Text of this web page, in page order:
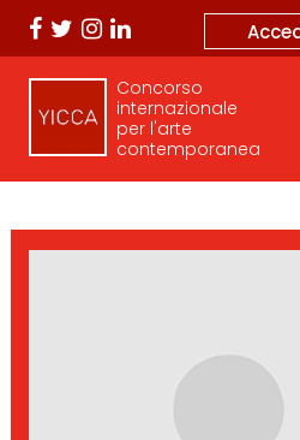
Concorso
internazionale
per l'arte
contemporanea